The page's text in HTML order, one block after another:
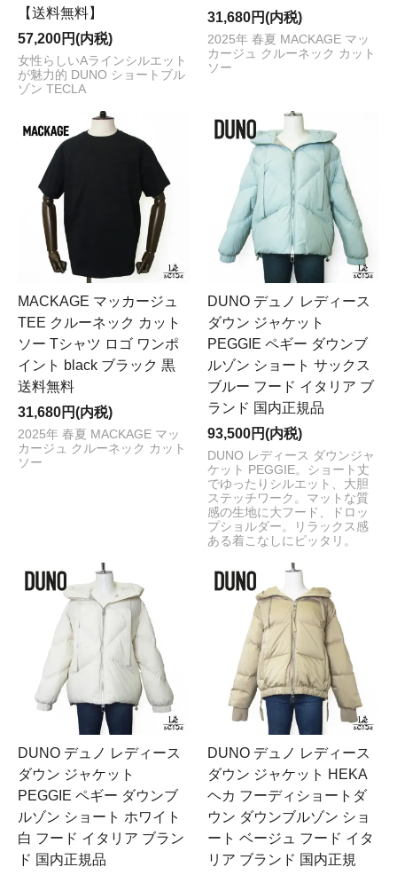
【送料無料】
57,200円(内税)
女性らしいAラインシルエット
が魅力的 DUNO ショートブル
ゾン TECLA
31,680円(内税)
2025年 春夏 MACKAGE マッ
カージュ クルーネック カット
ソー
MACKAGE マッカージュ
TEE クルーネック カット
ソー Tシャツ ロゴ ワンポ
イント black ブラック 黒
送料無料
31,680円(内税)
2025年 春夏 MACKAGE マッ
カージュ クルーネック カット
ソー
DUNO デュノ レディース
ダウン ジャケット
PEGGIE ペギー ダウンブ
ルゾン ショート サックス
ブルー フード イタリア ブ
ランド 国内正規品
93,500円(内税)
DUNO レディース ダウンジャ
ケット PEGGIE。ショート丈
でゆったりシルエット、大胆
ステッチワーク。マットな質
感の生地に大フード、ドロッ
プショルダー。リラックス感
ある着こなしにピッタリ。
DUNO デュノ レディース
ダウン ジャケット
PEGGIE ペギー ダウンブ
ルゾン ショート ホワイト
白 フード イタリア ブラン
ド 国内正規品
DUNO デュノ レディース
ダウン ジャケット HEKA
ヘカ フーディショートダ
ウン ダウンブルゾン ショ
ート ベージュ フード イタ
リア ブランド 国内正規